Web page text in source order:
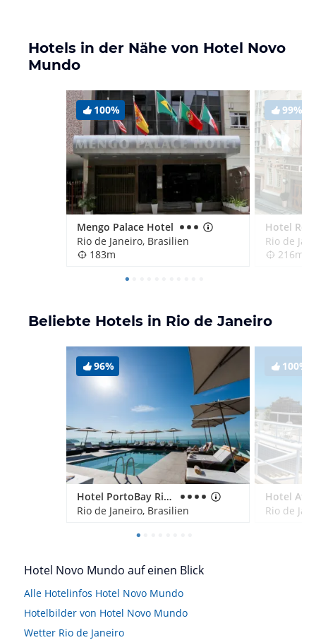
Hotels in der Nähe von Hotel Novo
Mundo
100%
Mengo Palace Hotel
Rio de Janeiro, Brasilien
183m
99%
Hotel
Rio de
216m
Beliebte Hotels in Rio de Janeiro
96%
Hotel PortoBay Rio de Janeiro
Rio de Janeiro, Brasilien
100%
Rio de
Hotel Novo Mundo auf einen Blick
Alle Hotelinfos Hotel Novo Mundo
Hotelbilder von Hotel Novo Mundo
Wetter Rio de Janeiro